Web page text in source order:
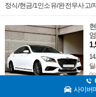
정식/현금/1인소유/완전무사고/
엄
9
282마력 AWD
사이버